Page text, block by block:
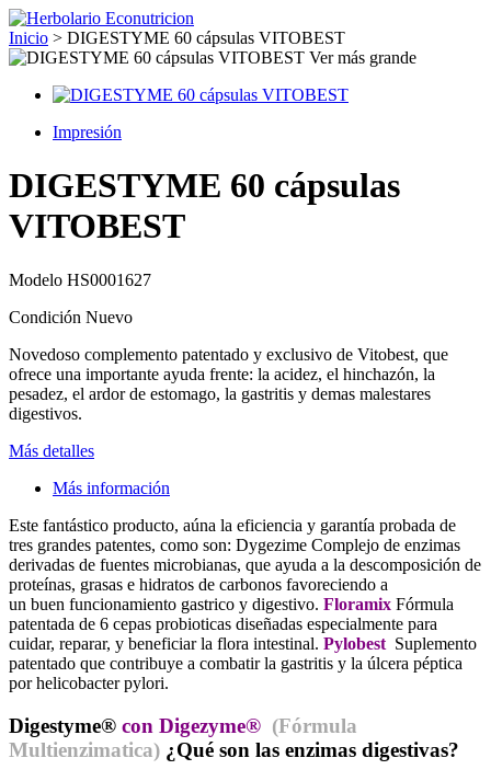
Inicio > DIGESTYME 60 cápsulas VITOBEST
Ver más grande
Impresión
DIGESTYME 60 cápsulas
VITOBEST
Modelo HS0001627
Condición Nuevo
Novedoso complemento patentado y exclusivo de Vitobest, que
ofrece una importante ayuda frente: la acidez, el hinchazón, la
pesadez, el ardor de estomago, la gastritis y demas malestares
digestivos.
Más detalles
Más información
Este fantástico producto, aúna la eficiencia y garantía probada de
tres grandes patentes, como son: Dygezime Complejo de enzimas
derivadas de fuentes microbianas, que ayuda a la descomposición de
proteínas, grasas e hidratos de carbonos favoreciendo a
un buen funcionamiento gastrico y digestivo. Floramix Fórmula
patentada de 6 cepas probioticas diseñadas especialmente para
cuidar, reparar, y beneficiar la flora intestinal. Pylobest Suplemento
patentado que contribuye a combatir la gastritis y la úlcera péptica
por helicobacter pylori.
Digestyme® con Digezyme® (Fórmula
Multienzimatica) ¿Qué son las enzimas digestivas?